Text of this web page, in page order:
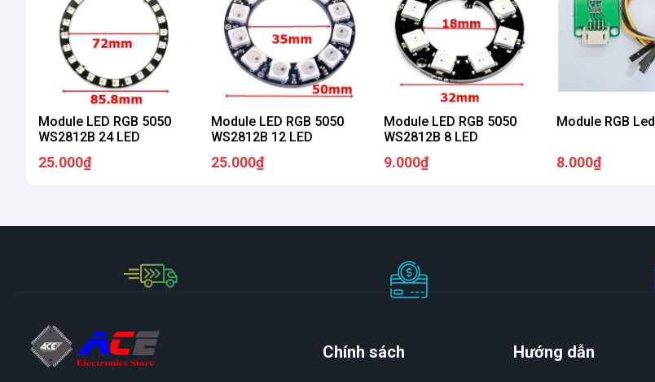
Module LED RGB 5050
WS2812B 24 LED
25.000₫
Module LED RGB 5050
WS2812B 12 LED
25.000₫
Module LED RGB 5050
WS2812B 8 LED
9.000₫
Module RGB Led
8.000₫
Chính sách Hướng dẫn